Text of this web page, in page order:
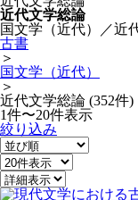
近代文学総論
国文学（近代）／近
古書
＞
国文学（近代）
＞
近代文学総論 (352件)
1件〜20件表示
絞り込み